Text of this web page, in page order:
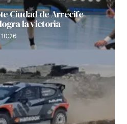
Ciudad de Arrecife
la victoria